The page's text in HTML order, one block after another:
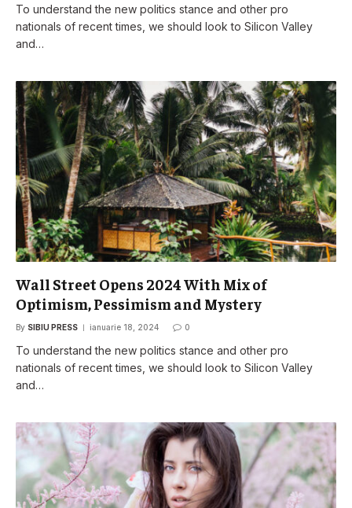
To understand the new politics stance and other pro
nationals of recent times, we should look to Silicon Valley
and…
Wall Street Opens 2024 With Mix of
Optimism, Pessimism and Mystery
By SIBIU PRESS ianuarie 18, 2024 0
To understand the new politics stance and other pro
nationals of recent times, we should look to Silicon Valley
and…